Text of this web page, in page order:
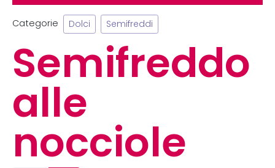
Categorie Dolci Semifreddi
Semifreddo
alle
nocciole